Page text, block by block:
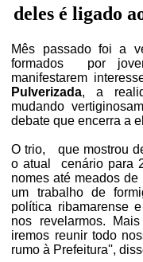
deles é ligado
Mês passado foi a
formados
por
manifestarem
Pulverizada, a
mudando
debate que encerra a
O trio,
que mostrou
o atual
cenário para
nomes até meados
um trabalho de
política ribamarense
nos revelarmos.
iremos reunir todo
rumo à Prefeitura'',